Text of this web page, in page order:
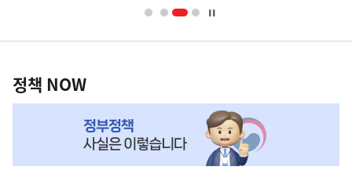
영
책
NOW,
정책 NOW